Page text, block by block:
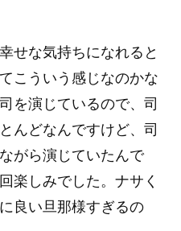
な気持ちになれると
こういう感じなのかな
を演じているので、司
んどなんですけど、司
がら演じていたんで
楽しみでした。ナサく
良い旦那様すぎるの